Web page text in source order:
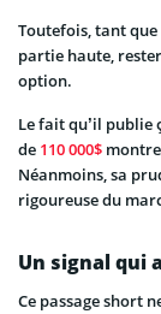
Toutefois, tant
partie haute,
option.
Le fait qu’il publie
de 110 000$
Néanmoins, sa
rigoureuse du
Un signal qui
Ce passage short